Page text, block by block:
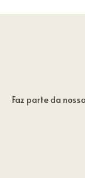
Faz parte da